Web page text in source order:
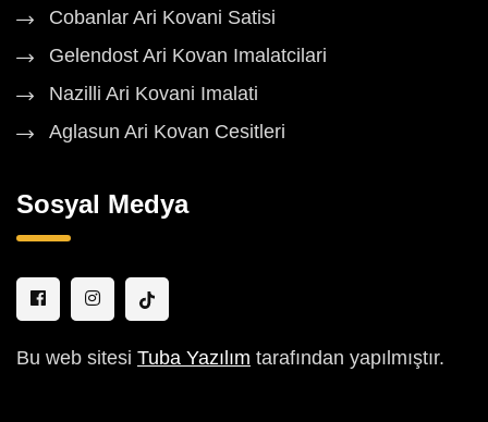
Cobanlar Ari Kovani Satisi
Gelendost Ari Kovan Imalatcilari
Nazilli Ari Kovani Imalati
Aglasun Ari Kovan Cesitleri
Sosyal Medya
Bu web sitesi Tuba Yazılım tarafından yapılmıştır.